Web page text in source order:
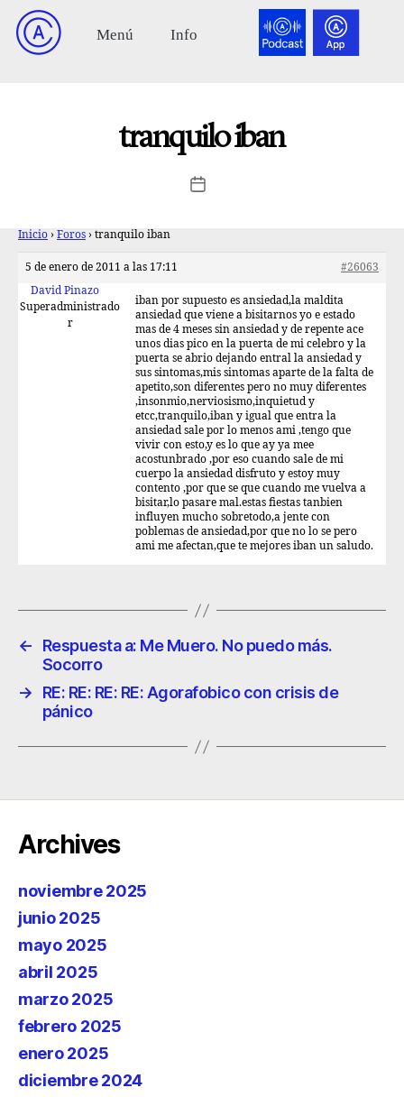
tranquilo iban
Inicio › Foros › tranquilo iban
5 de enero de 2011 a las 17:11
#26063
David Pinazo
Superadministrado
r
iban por supuesto es ansiedad,la maldita
ansiedad que viene a bisitarnos yo e estado
mas de 4 meses sin ansiedad y de repente ace
unos dias pico en la puerta de mi celebro y la
puerta se abrio dejando entral la ansiedad y
sus sintomas,mis sintomas aparte de la falta de
apetito,son diferentes pero no muy diferentes
,insonmio,nerviosismo,inquietud y
etcc,tranquilo,iban y igual que entra la
ansiedad sale por lo menos ami ,tengo que
vivir con esto,y es lo que ay ya mee
acostunbrado ,por eso cuando sale de mi
cuerpo la ansiedad disfruto y estoy muy
contento ,por que se que cuando me vuelva a
bisitar,lo pasare mal.estas fiestas tanbien
influyen mucho sobretodo,a jente con
poblemas de ansiedad,por que no lo se pero
ami me afectan,que te mejores iban un saludo.
←
Respuesta a: Me Muero. No puedo más.
Socorro
→
RE: RE: RE: RE: Agorafobico con crisis de
pánico
Archives
noviembre 2025
junio 2025
mayo 2025
abril 2025
marzo 2025
febrero 2025
enero 2025
diciembre 2024